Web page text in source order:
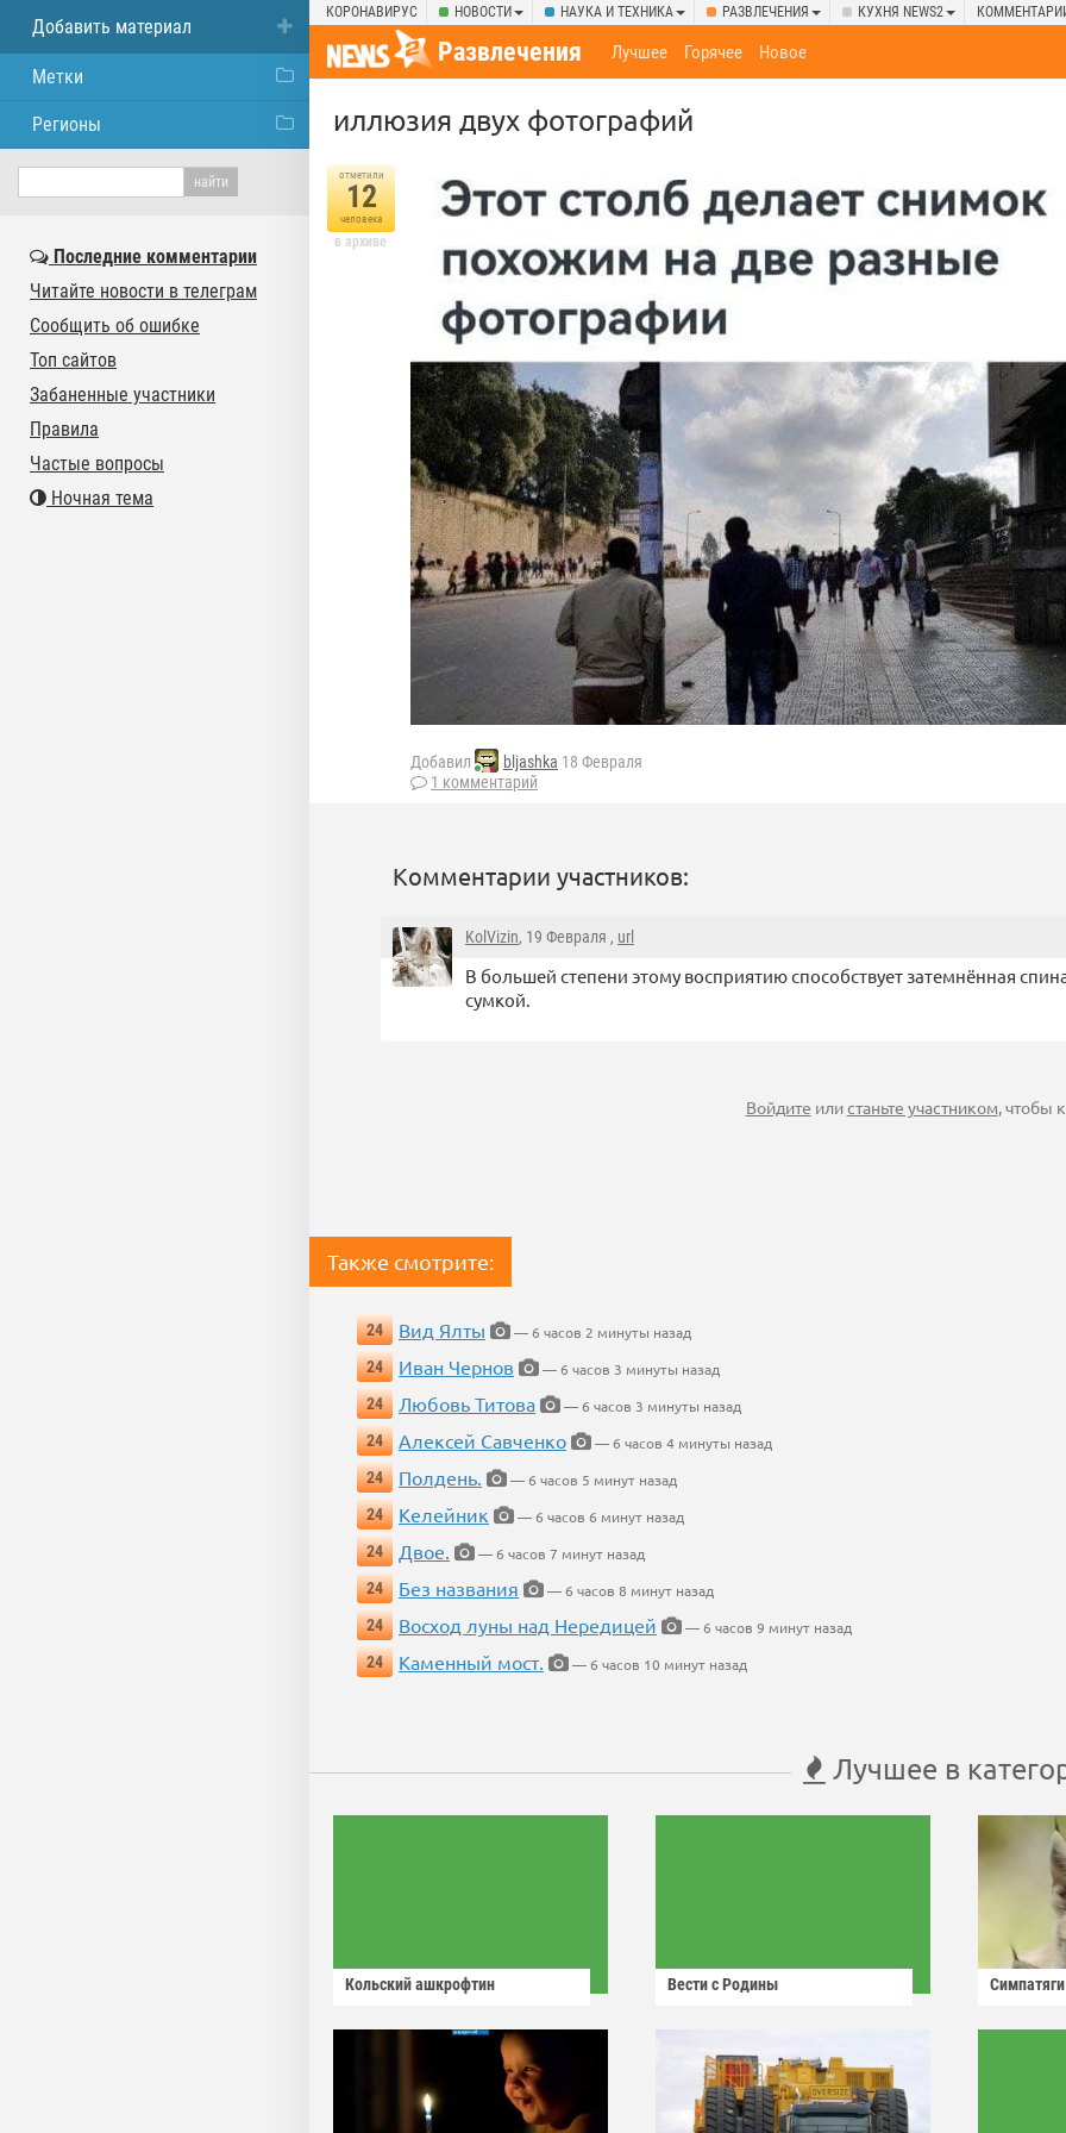
КОРОНАВИРУС НОВОСТИ НАУКА И ТЕХНИКА РАЗВЛЕЧЕНИЯ КУХНЯ NEWS2
Развлечения Лучшее Горячее Новое
иллюзия двух фотографий
отметили
12
человека
в архиве
Добавил bljashka 18 Февраля
1 комментарий
Комментарии участников:
KolVizin, 19 Февраля , url
В большей степени этому восприятию способствует затемнённая
сумкой.
Войдите илистаньте участником, чтобы
Также смотрите:
24 Вид Ялты
— 6 часов 2 минуты назад
24
Иван Чернов
— 6 часов 3 минуты назад
24
Любовь Титова
— 6 часов 3 минуты назад
24
Алексей Савченко
— 6 часов 4 минуты назад
24
Полдень.
— 6 часов 5 минут назад
24
Келейник
— 6 часов 6 минут назад
24
Двое.
— 6 часов 7 минут назад
24
Без названия
— 6 часов 8 минут назад
24
Восход луны над Нередицей
— 6 часов 9 минут назад
24
Каменный мост. — 6 часов 10 минут назад
Лучшее в
Кольский ашкрофтин Вести с Родины Симпатяги
Добавить материал
Метки
Регионы
Последние комментарии
Читайте новости в телеграм
Сообщить об ошибке
Топ сайтов
Забаненные участники
Правила
Частые вопросы
Ночная тема